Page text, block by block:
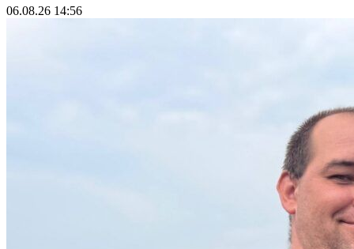
06.08.26 14:56